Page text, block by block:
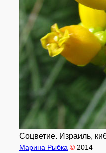
Соцветие. Израиль,
Марина Рыбка © 2014